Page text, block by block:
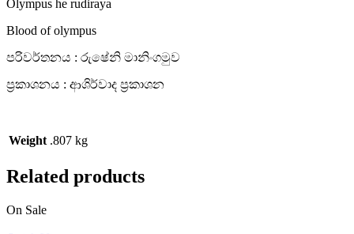
Olympus he rudiraya
Blood of olympus
පරිවර්තනය : රුෂේනි මානිංගමුව
ප්‍රකාශනය : ආශිර්වාද ප්‍රකාශන
Weight .807 kg
Related products
On Sale